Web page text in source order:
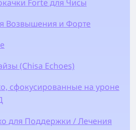
Forte для Чисы
Возвышения и Форте
(Chisa Echoes)
сфокусированные на уроне
для Поддержки / Лечения